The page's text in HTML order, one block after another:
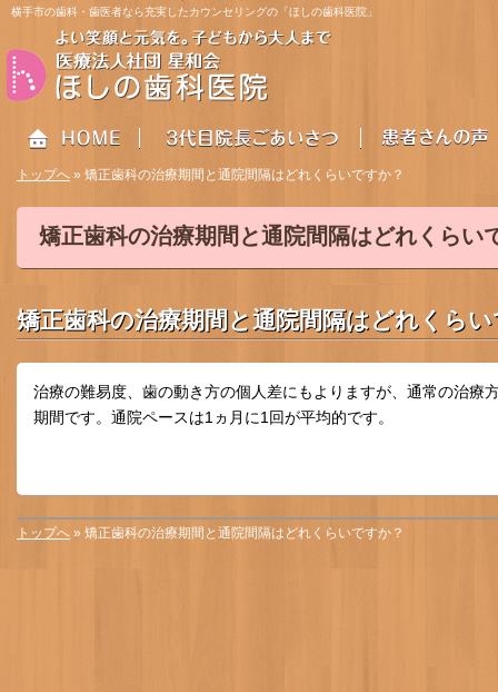
矯正歯科の治療期間と通院間隔はどれくらい
横手市の歯科・歯医者なら充実したカウンセリングの「ほしの歯科医院」
トップへ » 矯正歯科の治療期間と通院間隔はどれくらいですか？
矯正歯科の治療期間と通院間隔はどれくら
治療の難易度、歯の動き方の個人差にもよりますが、通常の治療
期間です。通院ペースは1ヵ月に1回が平均的です。
トップへ » 矯正歯科の治療期間と通院間隔はどれくらいですか？
3代目院長ごあいさつ 患者さんの声